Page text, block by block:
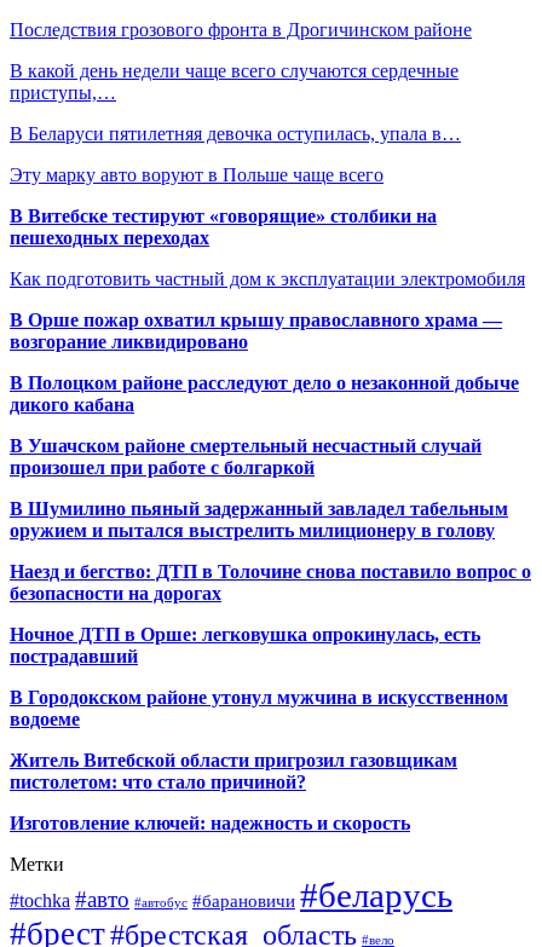
Последствия грозового фронта в Дрогичинском районе
В какой день недели чаще всего случаются сердечные
приступы,…
В Беларуси пятилетняя девочка оступилась, упала в…
Эту марку авто воруют в Польше чаще всего
В Витебске тестируют «говорящие» столбики на
пешеходных переходах
Как подготовить частный дом к эксплуатации электромобиля
В Орше пожар охватил крышу православного храма —
возгорание ликвидировано
В Полоцком районе расследуют дело о незаконной добыче
дикого кабана
В Ушачском районе смертельный несчастный случай
произошел при работе с болгаркой
В Шумилино пьяный задержанный завладел табельным
оружием и пытался выстрелить милиционеру в голову
Наезд и бегство: ДТП в Толочине снова поставило вопрос о
безопасности на дорогах
Ночное ДТП в Орше: легковушка опрокинулась, есть
пострадавший
В Городокском районе утонул мужчина в искусственном
водоеме
Житель Витебской области пригрозил газовщикам
пистолетом: что стало причиной?
Изготовление ключей: надежность и скорость
Метки
#tochka #авто #автобус #барановичи #беларусь
#брест#брестская_область #вело